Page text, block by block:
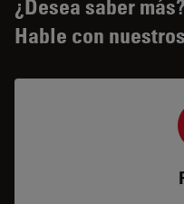
¿Desea saber más?
Hable con